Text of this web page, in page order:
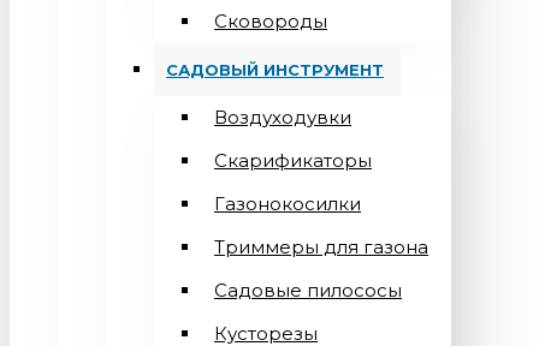
Сковороды
САДОВЫЙ ИНСТРУМЕНТ
Воздуходувки
Скарификаторы
Газонокосилки
Триммеры для газона
Садовые пилососы
Кусторезы